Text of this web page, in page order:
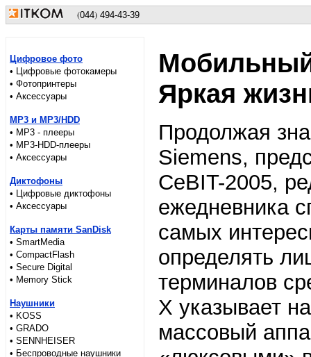
(044) 494-43-39
Цифровое фото
• Цифровые фотокамеры
• Фотопринтеры
• Аксессуары
MP3 и MP3/HDD
• MP3 - плееры
• MP3-HDD-плееры
• Аксессуары
Диктофоны
• Цифровые диктофоны
• Аксессуары
Карты памяти SanDisk
• SmartMedia
• CompactFlash
• Secure Digital
• Memory Stick
Наушники
• KOSS
• GRADO
• SENNHEISER
• Беспроводные наушники
Яркая
Продолжая
Siemens,
CeBIT-2005,
ежедневника
самых
определять
терминалов
Х указывает
массовый